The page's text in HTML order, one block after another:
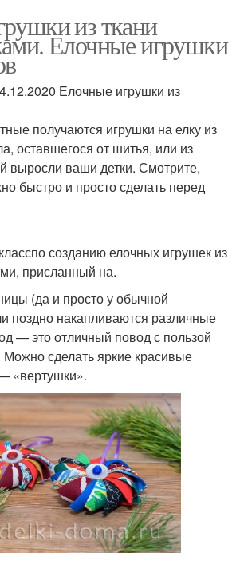
из ткани
Елочные игрушки
Елочные игрушки из
получаются игрушки на елку из
оставшегося от шитья, или из
выросли ваши детки. Смотрите,
быстро и просто сделать перед
созданию елочных игрушек из
присланный на.
(да и просто у обычной
поздно накапливаются различные
— это отличный повод с пользой
Можно сделать яркие красивые
«вертушки».